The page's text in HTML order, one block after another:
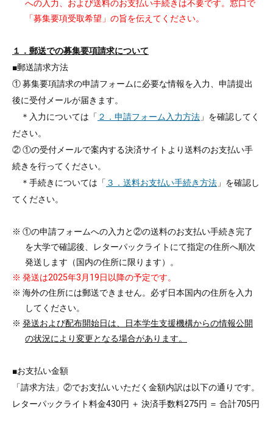
への入力、および送料のお支払い手続きは不要です。窓口で
「募集要項受取希望」の旨を伝えてください。
１．郵送での募集要項請求について
■郵送請求方法
① 募集要項請求の申請フォームに必要な情報を入力、申請提出
後に受付メールが届きます。
＊入力については「 ２．申請フォーム入力方法 」を確認してく
ださい。
② ①の受付メールで案内する決済サイトより送料のお支払い手
続きを行ってください。
＊手続きについては「 ３．送料お支払い手続き方法 」を確認し
てください。
※ ①の申請フォームへの入力と②の送料のお支払い手続き完了
を大学で確認後、レターパックライトにて指定の住所へ順次
発送します（国内の住所に限ります）。
※ 発送は2025年3月19日以降の予定です。
※ 海外の住所には郵送できません。必ず日本国内の住所を入力
してください。
※ 発送および配布開始日は、日本学生支援機構からの情報公開
の状況により変更となる場合があります。
■お支払い金額
「請求方法」②でお支払いいただく金額内訳は以下の通りです。
レターパックライト料金430円 ＋ 決済手数料275円 ＝ 合計705円